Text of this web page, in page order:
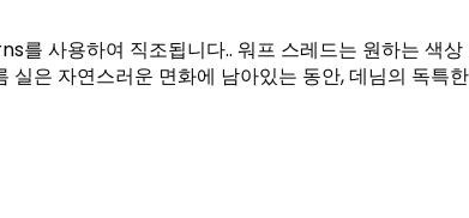
사용하여 직조됩니다.. 워프 스레드는 원하는 색상
은 자연스러운 면화에 남아있는 동안, 데님의 독특